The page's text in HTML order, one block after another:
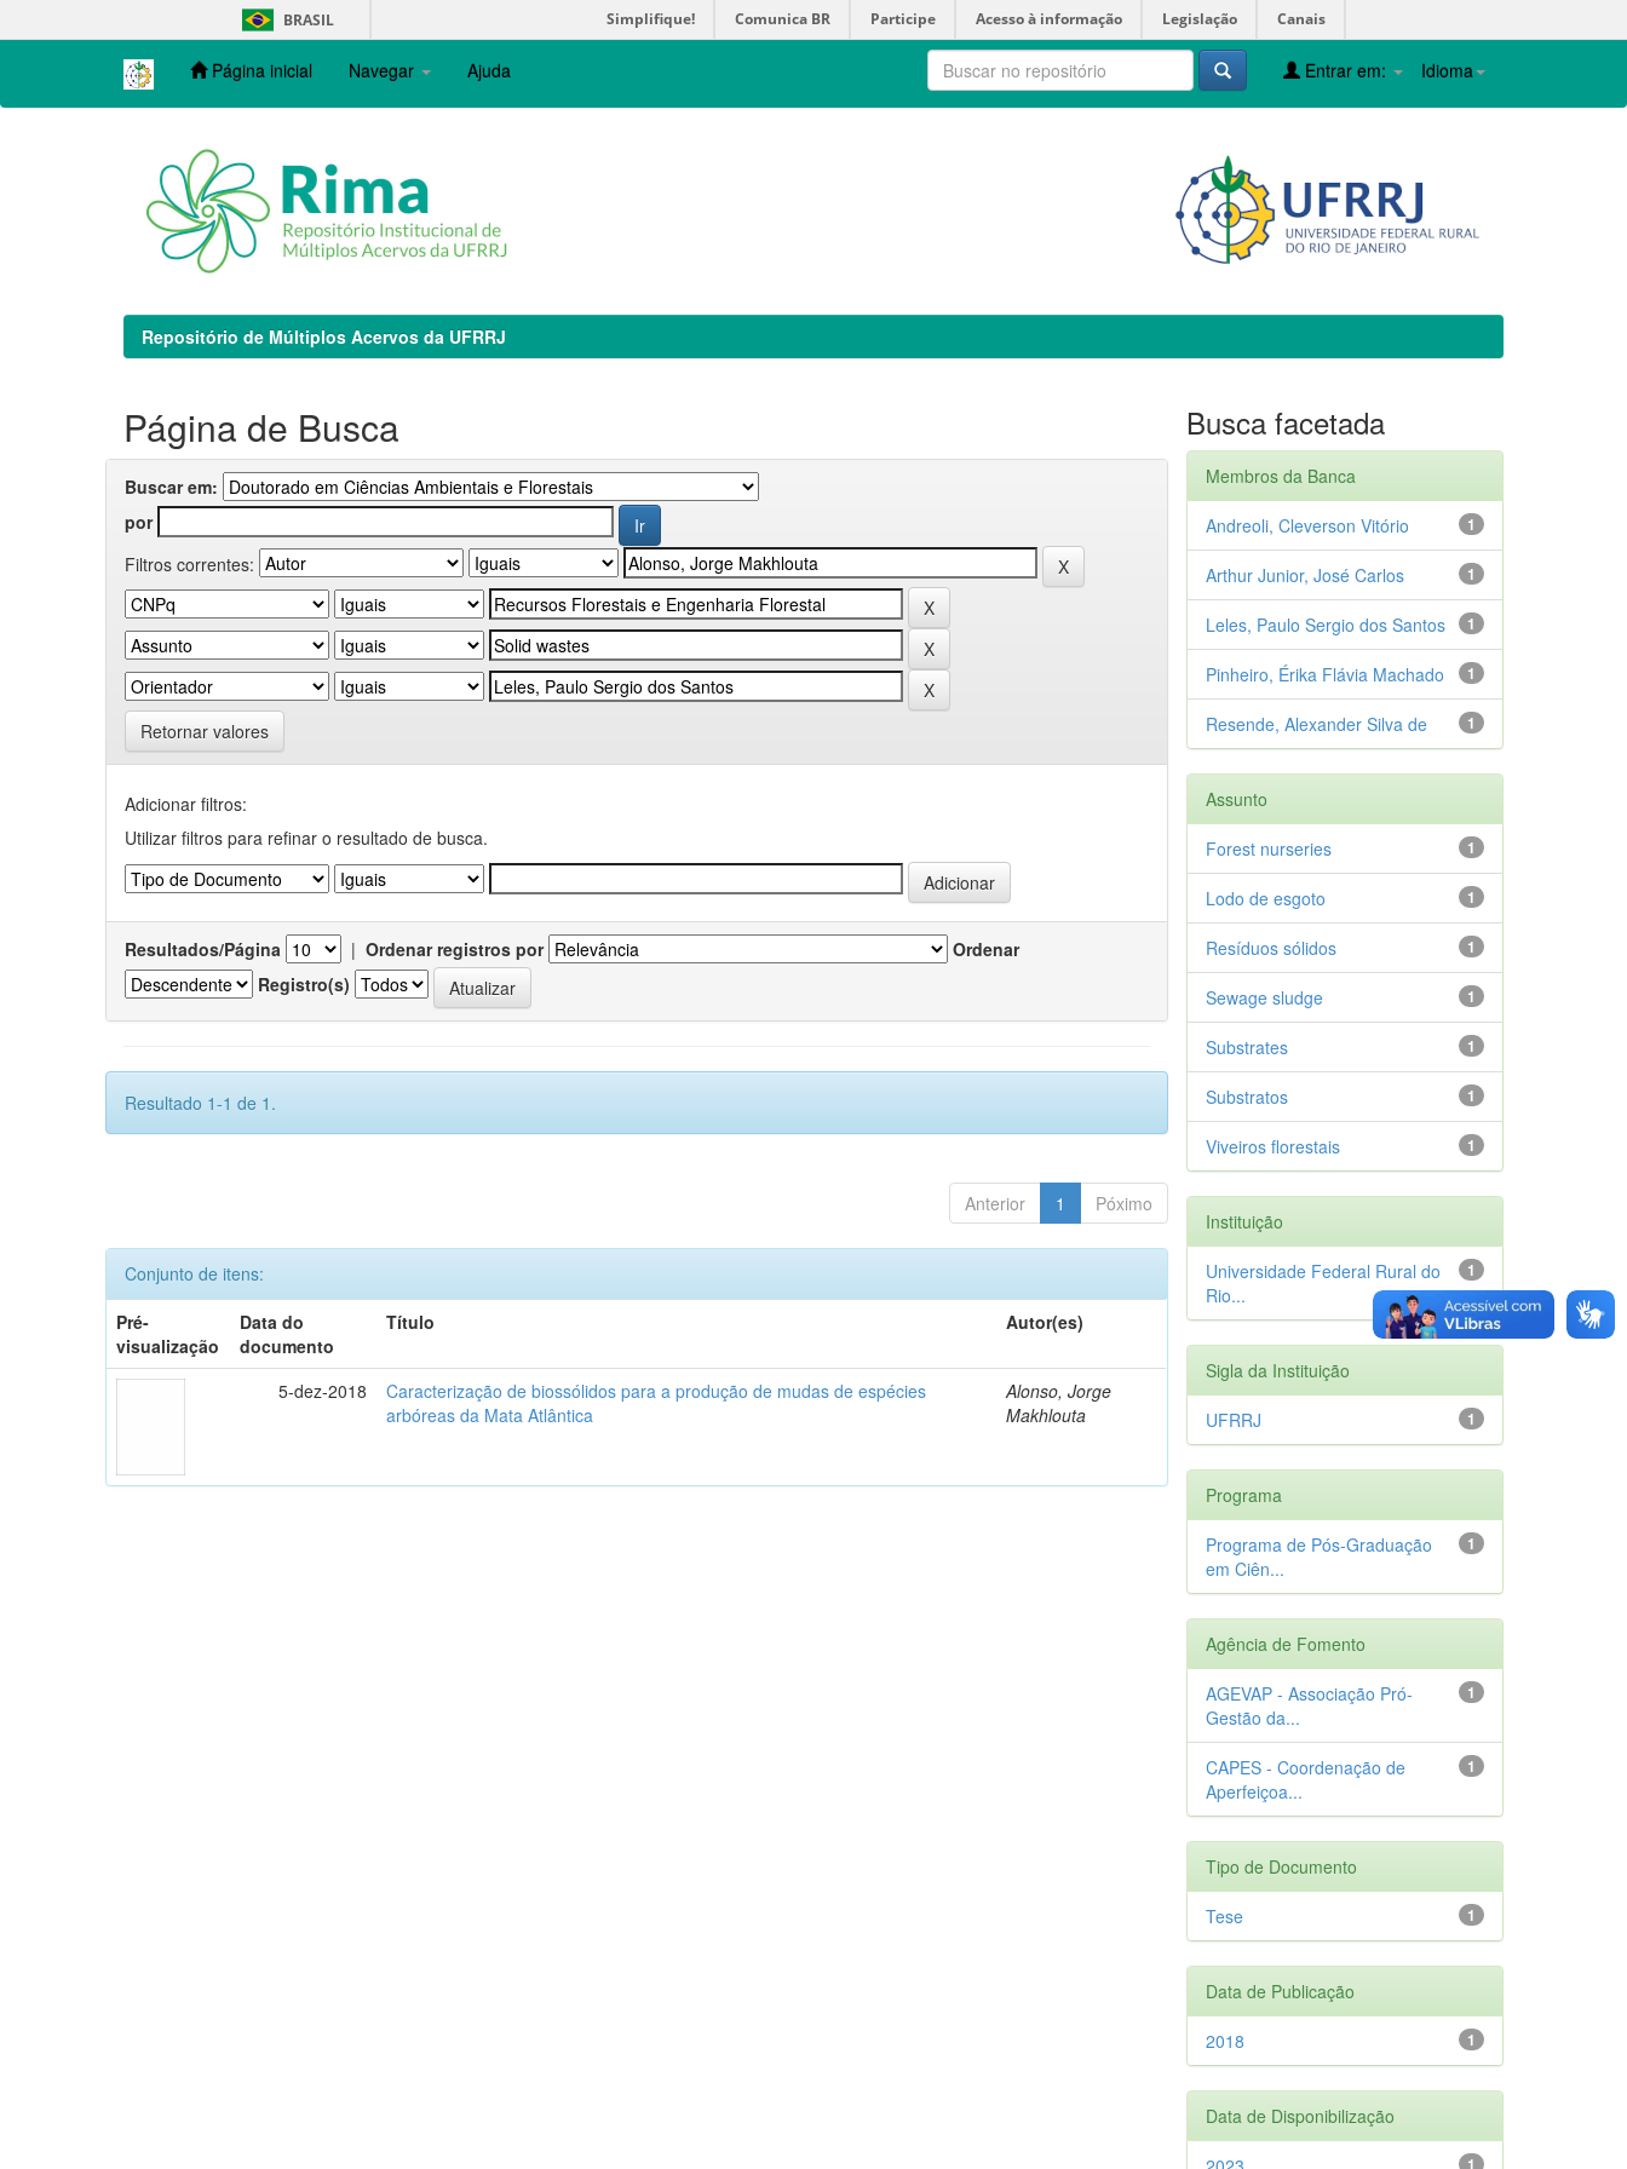
navigation
BRASIL Simplifique! Comunica BR Participe Acesso à informação Legislação Canais
Página inicial Navegar Ajuda Idioma
Entrar em:
Repositório de Múltiplos Acervos da UFRRJ
Página de Busca
Buscar em:
por
Filtros correntes:
Retornar valores
Adicionar filtros:
Utilizar filtros para refinar o resultado de busca.
Resultados/Página | Ordenar registros por
Ordenar
Registro(s)
Resultado 1-1 de 1.
Anterior 1 Póximo
Conjunto de itens:
Pré-
visualização
Data do
documento
Título Autor(es)
5-dez-2018
Caracterização de biossólidos para a produção de mudas de espécies
arbóreas da Mata Atlântica
Alonso, Jorge
Makhlouta
Busca facetada
Membros da Banca
1
Andreoli, Cleverson Vitório
1
Arthur Junior, José Carlos
1
Leles, Paulo Sergio dos Santos
1
Pinheiro, Érika Flávia Machado
1
Resende, Alexander Silva de
Assunto
1
Forest nurseries
1
Lodo de esgoto
1
Resíduos sólidos
1
Sewage sludge
1
Substrates
1
Substratos
1
Viveiros florestais
Instituição
1
Universidade Federal Rural do
Rio...
Sigla da Instituição
1
UFRRJ
Programa
1
Programa de Pós-Graduação
em Ciên...
Agência de Fomento
1
AGEVAP - Associação Pró-
Gestão da...
1
CAPES - Coordenação de
Aperfeiçoa...
Tipo de Documento
1
Tese
Data de Publicação
1
2018
Data de Disponibilização
1